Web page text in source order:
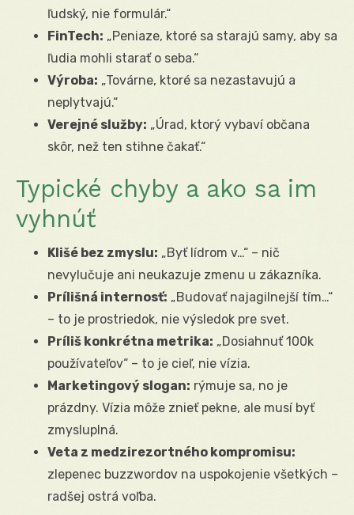
ľudský, nie formulár.“
FinTech: „Peniaze, ktoré sa starajú samy, aby sa
ľudia mohli starať o seba.“
Výroba: „Továrne, ktoré sa nezastavujú a
neplytvajú.“
Verejné služby: „Úrad, ktorý vybaví občana
skôr, než ten stihne čakať.“
Typické chyby a ako sa im
vyhnúť
Klišé bez zmyslu: „Byť lídrom v…“ – nič
nevylučuje ani neukazuje zmenu u zákazníka.
Prílišná internosť: „Budovať najagilnejší tím…“
– to je prostriedok, nie výsledok pre svet.
Príliš konkrétna metrika: „Dosiahnuť 100k
používateľov“ – to je cieľ, nie vízia.
Marketingový slogan: rýmuje sa, no je
prázdny. Vízia môže znieť pekne, ale musí byť
zmysluplná.
Veta z medzirezortného kompromisu:
zlepenec buzzwordov na uspokojenie všetkých –
radšej ostrá voľba.